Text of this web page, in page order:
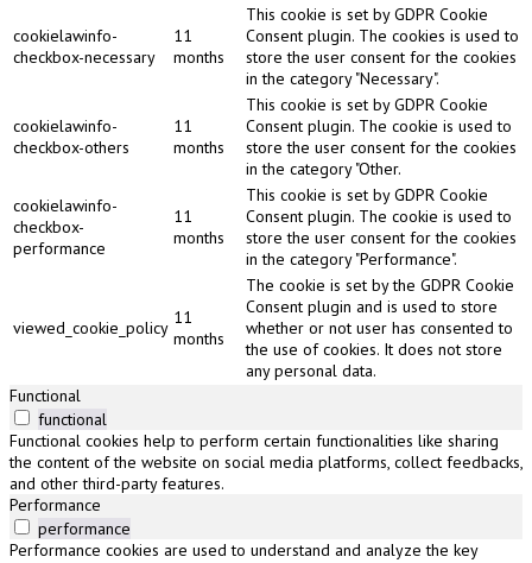
cookielawinfo-
checkbox-necessary
11
months
This cookie is set by GDPR Cookie
Consent plugin. The cookies is used to
store the user consent for the cookies
in the category "Necessary".
cookielawinfo-
checkbox-others
11
months
This cookie is set by GDPR Cookie
Consent plugin. The cookie is used to
store the user consent for the cookies
in the category "Other.
cookielawinfo-
checkbox-
performance
11
months
This cookie is set by GDPR Cookie
Consent plugin. The cookie is used to
store the user consent for the cookies
in the category "Performance".
viewed_cookie_policy 11
months
The cookie is set by the GDPR Cookie
Consent plugin and is used to store
whether or not user has consented to
the use of cookies. It does not store
any personal data.
Functional
functional
Functional cookies help to perform certain functionalities like sharing
the content of the website on social media platforms, collect feedbacks,
and other third-party features.
Performance
performance
Performance cookies are used to understand and analyze the key